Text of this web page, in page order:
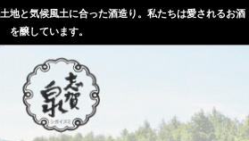
地と気候風土に合った酒造り。私たちは愛されるお酒
を醸しています。